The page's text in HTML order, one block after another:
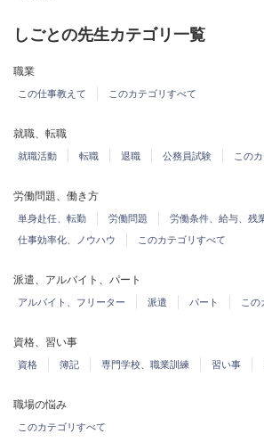
しごとの先生カテゴリ一覧
職業
この仕事教えて このカテゴリすべて
就職、転職
就職活動 転職 退職 公務員試験 この
労働問題、働き方
単身赴任、転勤 労働問題 労働条件、給与、残
仕事効率化、ノウハウ
このカテゴリすべて
派遣、アルバイト、パート
アルバイト、フリーター 派遣 パート この
資格、習い事
資格 簿記 専門学校、職業訓練 習い事
職場の悩み
このカテゴリすべて